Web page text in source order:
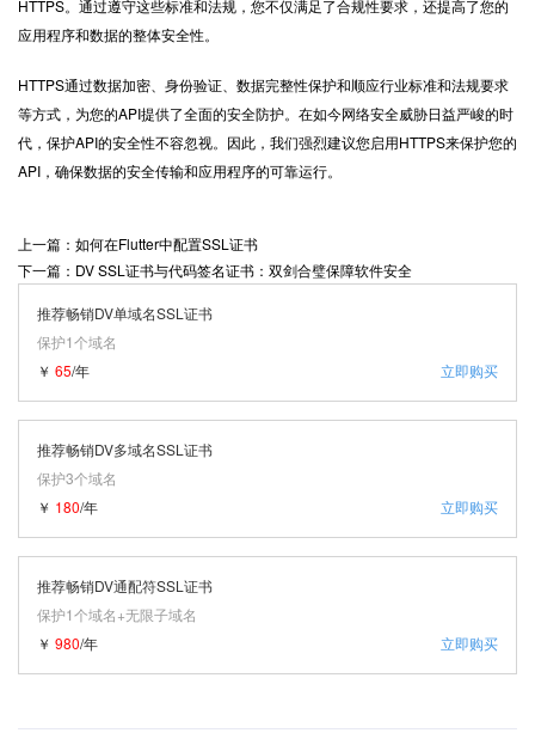
HTTPS。通过遵守这些标准和法规，您不仅满足了合规性要求，还提高了您的
应用程序和数据的整体安全性。
HTTPS通过数据加密、身份验证、数据完整性保护和顺应行业标准和法规要求
等方式，为您的API提供了全面的安全防护。在如今网络安全威胁日益严峻的时
代，保护API的安全性不容忽视。因此，我们强烈建议您启用HTTPS来保护您的
API，确保数据的安全传输和应用程序的可靠运行。
上一篇：如何在Flutter中配置SSL证书
下一篇：DV SSL证书与代码签名证书：双剑合璧保障软件安全
推荐畅销DV单域名SSL证书
保护1个域名
立即购买
￥ 65/年
推荐畅销DV多域名SSL证书
保护3个域名
立即购买
￥ 180/年
推荐畅销DV通配符SSL证书
保护1个域名+无限子域名
立即购买
￥ 980/年